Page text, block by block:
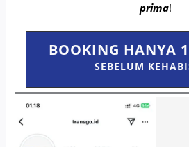
prima!
BOOKING HANYA
SEBELUM